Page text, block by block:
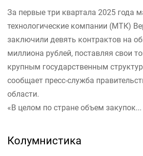
За первые три квартала 2025 года
технологические компании (МТК)
заключили девять контрактов на
миллиона рублей, поставляя свои
крупным государственным
сообщает пресс-служба
области.
«В целом по стране объем закупок...
Колумнистика